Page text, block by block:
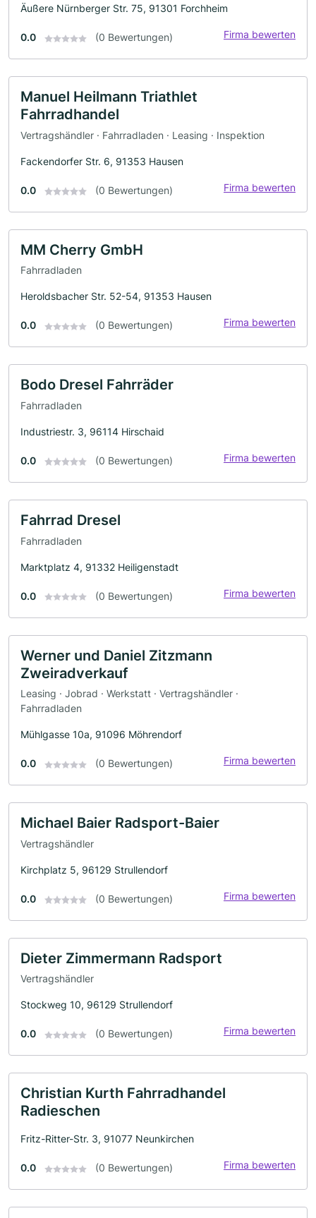
Äußere Nürnberger Str. 75, 91301 Forchheim
0.0 (0 Bewertungen) Firma bewerten
Manuel Heilmann Triathlet
Fahrradhandel
Vertragshändler · Fahrradladen · Leasing · Inspektion
Fackendorfer Str. 6, 91353 Hausen
0.0 (0 Bewertungen) Firma bewerten
MM Cherry GmbH
Fahrradladen
Heroldsbacher Str. 52-54, 91353 Hausen
0.0 (0 Bewertungen) Firma bewerten
Bodo Dresel Fahrräder
Fahrradladen
Industriestr. 3, 96114 Hirschaid
0.0 (0 Bewertungen) Firma bewerten
Fahrrad Dresel
Fahrradladen
Marktplatz 4, 91332 Heiligenstadt
0.0 (0 Bewertungen) Firma bewerten
Werner und Daniel Zitzmann
Zweiradverkauf
Leasing · Jobrad · Werkstatt · Vertragshändler ·
Fahrradladen
Mühlgasse 10a, 91096 Möhrendorf
0.0 (0 Bewertungen) Firma bewerten
Michael Baier Radsport-Baier
Vertragshändler
Kirchplatz 5, 96129 Strullendorf
0.0 (0 Bewertungen) Firma bewerten
Dieter Zimmermann Radsport
Vertragshändler
Stockweg 10, 96129 Strullendorf
0.0 (0 Bewertungen) Firma bewerten
Christian Kurth Fahrradhandel
Radieschen
Fritz-Ritter-Str. 3, 91077 Neunkirchen
0.0 (0 Bewertungen) Firma bewerten